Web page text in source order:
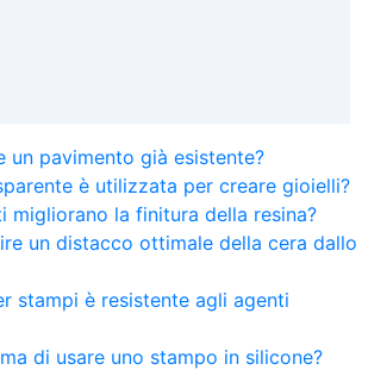
un pavimento già esistente?
è utilizzata per creare gioielli?
migliorano la finitura della resina?
un distacco ottimale della cera dallo
stampi è resistente agli agenti
di usare uno stampo in silicone?